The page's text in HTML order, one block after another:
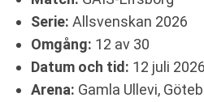
Serie: Allsvenskan 2026
Omgång: 12 av 30
Datum och tid: 12 juli
Arena: Gamla Ullevi,